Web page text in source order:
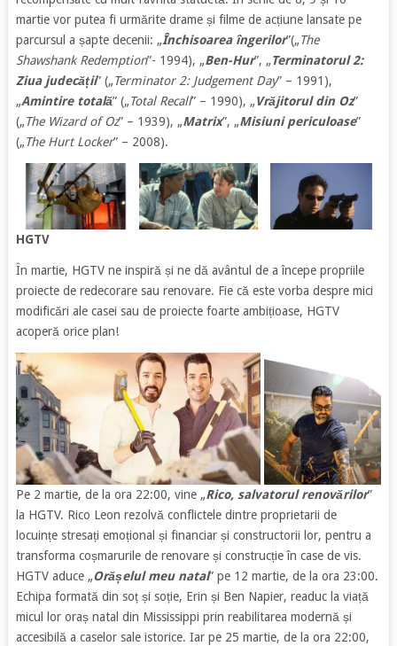
martie vor putea fi urmărite drame și filme de acțiune lansate pe
parcursul a șapte decenii: „Închisoarea îngerilor”(„The
Shawshank Redemption”- 1994), „Ben-Hur”, „Terminatorul 2:
Ziua judecății” („Terminator 2: Judgement Day” – 1991),
„Amintire totală” („Total Recall” – 1990), „Vrăjitorul din Oz”
(„The Wizard of Oz” – 1939), „Matrix”, „Misiuni periculoase”
(„The Hurt Locker” – 2008).
HGTV
În martie, HGTV ne inspiră și ne dă avântul de a începe propriile
proiecte de redecorare sau renovare. Fie că este vorba despre mici
modificări ale casei sau de proiecte foarte ambițioase, HGTV
acoperă orice plan!
Pe 2 martie, de la ora 22:00, vine „Rico, salvatorul renovărilor”
la HGTV. Rico Leon rezolvă conflictele dintre proprietarii de
locuințe stresați emoțional și financiar și constructorii lor, pentru a
transforma coșmarurile de renovare și construcție în case de vis.
HGTV aduce „Orășelul meu natal” pe 12 martie, de la ora 23:00.
Echipa formată din soț și soție, Erin și Ben Napier, readuc la viață
micul lor oraș natal din Mississippi prin reabilitarea modernă și
accesibilă a caselor sale istorice. Iar pe 25 martie, de la ora 22:00,